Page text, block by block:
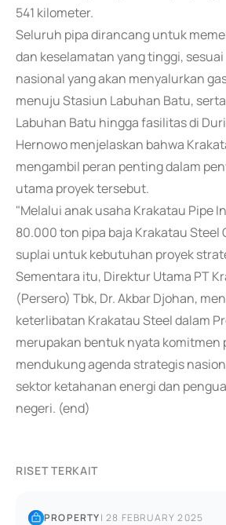
541 kilometer.
Seluruh pipa dirancang untuk
dan keselamatan yang tinggi,
nasional yang akan menyalurkan
menuju Stasiun Labuhan Batu,
Labuhan Batu hingga fasilitas di
Hernowo menjelaskan bahwa
mengambil peran penting dalam
utama proyek tersebut.
"Melalui anak usaha Krakatau Pipe
80.000 ton pipa baja Krakatau Steel
suplai untuk kebutuhan proyek
Sementara itu, Direktur Utama PT
(Persero) Tbk, Dr. Akbar Djohan,
keterlibatan Krakatau Steel dalam
merupakan bentuk nyata komitmen
mendukung agenda strategis
sektor ketahanan energi dan
negeri. (end)
RISET TERKAIT
PROPERTY|28 FEBRUARY 2025